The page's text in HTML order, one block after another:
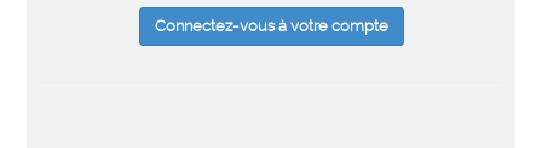
Connectez-vous à votre compte